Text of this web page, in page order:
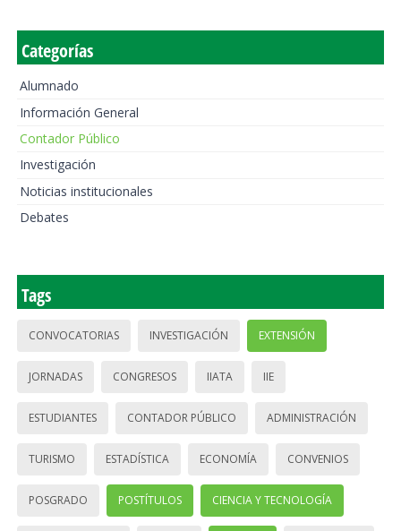
Categorías
Alumnado
Información General
Contador Público
Investigación
Noticias institucionales
Debates
Tags
CONVOCATORIAS INVESTIGACIÓN EXTENSIÓN
JORNADAS CONGRESOS IIATA IIE
ESTUDIANTES CONTADOR PÚBLICO ADMINISTRACIÓN
TURISMO ESTADÍSTICA ECONOMÍA CONVENIOS
POSGRADO POSTÍTULOS CIENCIA Y TECNOLOGÍA